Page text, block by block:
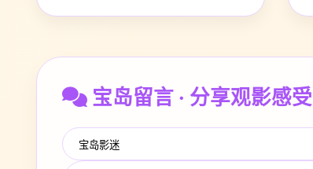
宝岛留言 · 分享观影感受